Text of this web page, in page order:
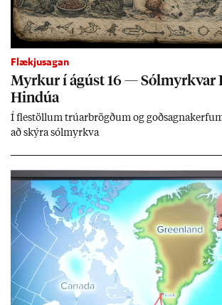
Flækjusagan
Myrk­ur í ág­úst 16 — Sól­myrkv­ar
Hind­úa
Í flest­öll­um trú­ar­brögð­um og
að skýra sól­myrkva